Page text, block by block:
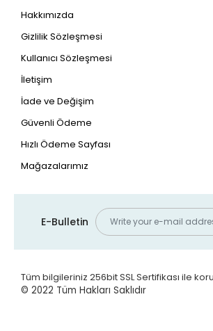
Hakkımızda
Gizlilik Sözleşmesi
Kullanıcı Sözleşmesi
İletişim
İade ve Değişim
Güvenli Ödeme
Hızlı Ödeme Sayfası
Mağazalarımız
E-Bulletin
Tüm bilgileriniz 256bit SSL Sertifikası ile
© 2022 Tüm Hakları Saklıdır